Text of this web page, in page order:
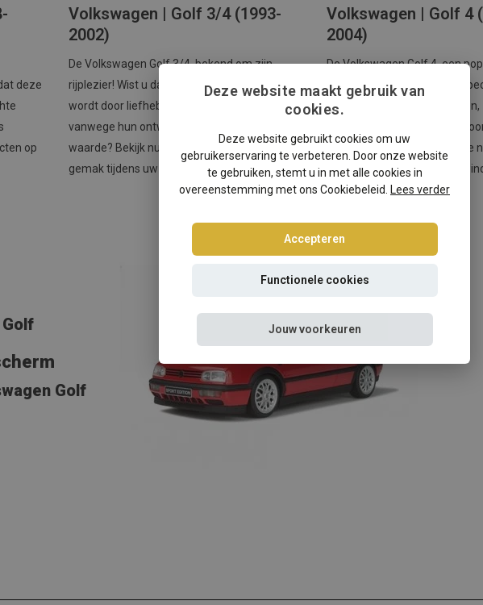
deze
op
Volkswagen | Golf 3/4 (1993-
2002)
De Volkswagen Golf 3/4, bekend om zijn
rijplezier! Wist u dat de Golf 3/4 vaak gezocht
wordt door liefhebbers van klassieke auto's
vanwege hun ontwerp en nostalgische
waarde? Bekijk nu ons windscherm voor extra
gemak tijdens uw open dak avonturen!
Volkswagen | Golf 4
2004)
De Volkswagen Golf 4, een
Wist u dat er verschillende
modellen van de Golf 4 waren,
"Highline" en "Avantgarde"
exclusiviteit? Neem een kijkje
windscherm en verminder
Golf
Deze website maakt gebruik van
cookies.
Deze website gebruikt cookies om uw
gebruikerservaring te verbeteren. Door onze website
te gebruiken, stemt u in met alle cookies in
overeenstemming met ons Cookiebeleid.
Lees verder
Accepteren
Functionele cookies
Jouw voorkeuren